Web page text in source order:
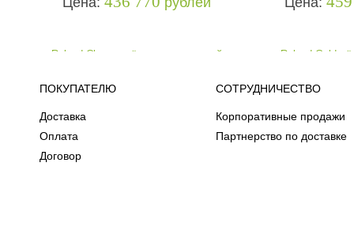
ПОКУПАТЕЛЮ
Доставка
Оплата
Договор
СОТРУДНИЧЕСТВО
Корпоративные продажи
Партнерство по доставке